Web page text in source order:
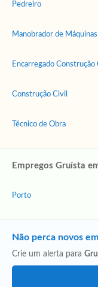
Pedreiro
Manobrador de Máquinas
Encarregado Construção
Construção Civil
Técnico de Obra
Empregos Gruísta
Porto
Não perca novos
Crie um alerta para